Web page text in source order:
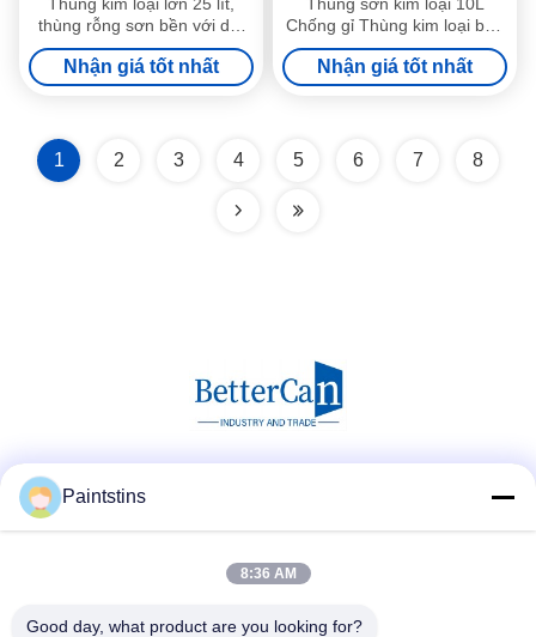
thùng rỗng sơn bền với dải
bọt kín
Nhận giá tốt nhất
Chống gỉ Thùng kim loại bền
5 gallon có dải bọt
Nhận giá tốt nhất
1 2 3 4 5 6 7 8
Paintstins
8:36 AM
Good day, what product are you looking for?